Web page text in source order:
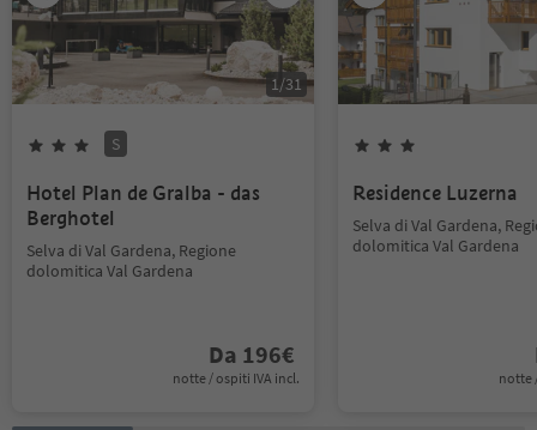
1/31
S
Hotel Plan de Gralba - das
Berghotel
Selva di Val Gardena, Regione
dolomitica Val Gardena
Da 196€
notte / ospiti IVA incl.
Residence Luzerna
Selva di Val Gardena,
dolomitica Val Gardena
notte